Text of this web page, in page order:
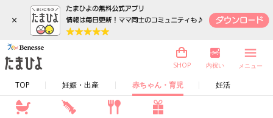
×
TOP 妊娠・出産 赤ちゃん・育児 妊活
SHOP 内祝い メニュー